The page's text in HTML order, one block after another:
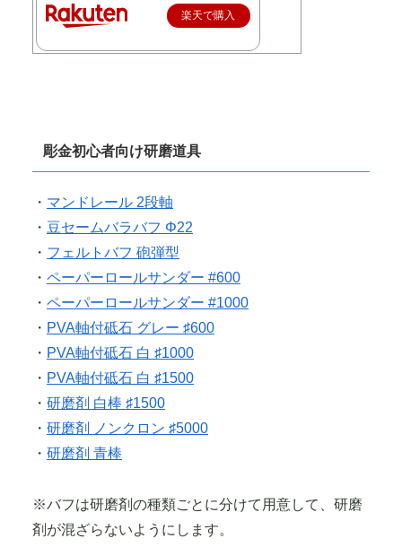
楽天で購入
彫金初心者向け研磨道具
・ マンドレール 2段軸
・ 豆セームバラバフ Φ22
・ フェルトバフ 砲弾型
・ ペーパーロールサンダー #600
・ ペーパーロールサンダー #1000
・ PVA軸付砥石 グレー ♯600
・ PVA軸付砥石 白 ♯1000
・ PVA軸付砥石 白 ♯1500
・ 研磨剤 白棒 ♯1500
・ 研磨剤 ノンクロン ♯5000
・ 研磨剤 青棒
※バフは研磨剤の種類ごとに分けて用意して、研磨
剤が混ざらないようにします。